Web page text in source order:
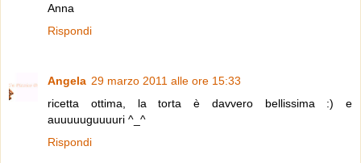
Anna
Rispondi
Angela 29 marzo 2011 alle ore 15:33
ricetta ottima, la torta è davvero bellissima :) e
auuuuuguuuuri ^_^
Rispondi